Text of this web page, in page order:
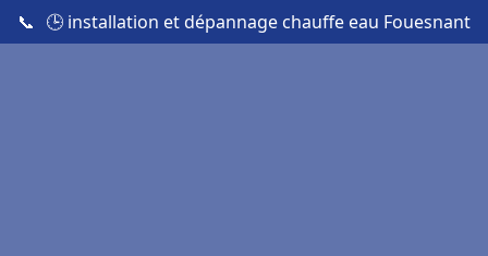
📞 🕒 installation et dépannage chauffe eau Fouesnant